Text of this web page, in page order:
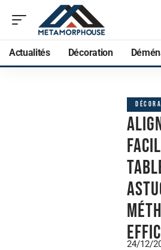
Actualités Décoration
24/12/